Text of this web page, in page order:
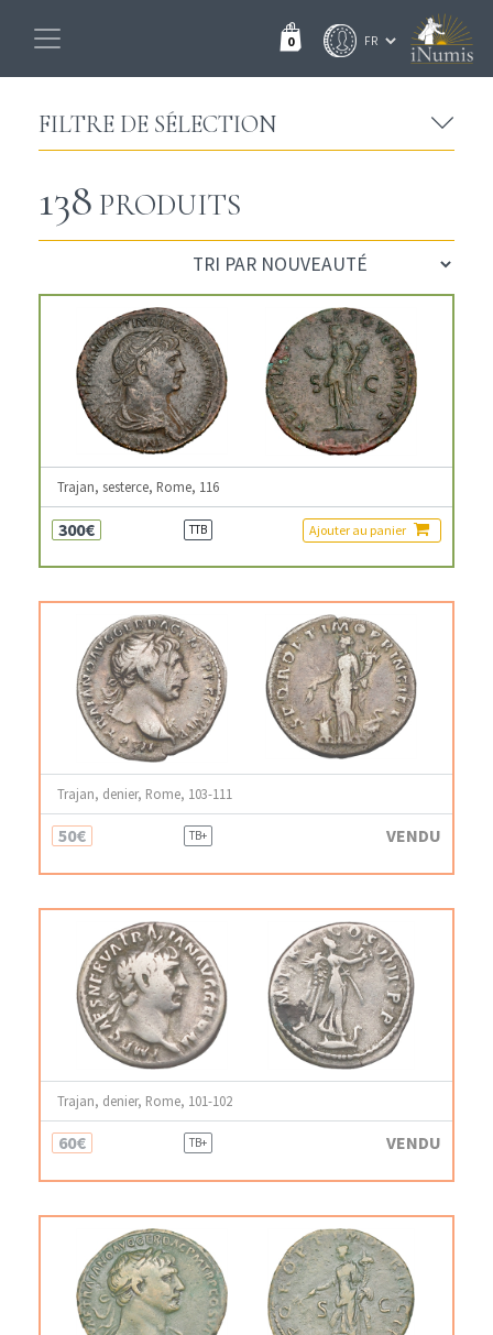
0
FILTRE DE SÉLECTION
138 PRODUITS
Trajan, sesterce, Rome, 116
300€ TTB Ajouter au panier
Trajan, denier, Rome, 103-111
50€ TB+ VENDU
Trajan, denier, Rome, 101-102
60€ TB+ VENDU